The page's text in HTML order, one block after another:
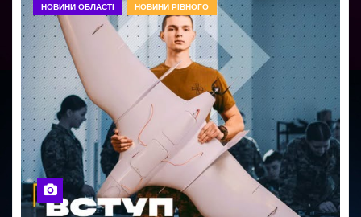
НОВИНИ ОБЛАСТІ НОВИНИ РІВНОГО